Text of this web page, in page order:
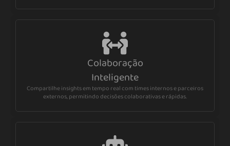
Colaboração
Inteligente
Compartilhe insights em tempo real com times internos e parceiros
externos, permitindo decisões colaborativas e rápidas.